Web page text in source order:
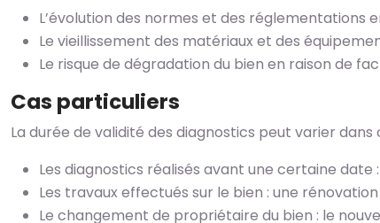
L’évolution des normes et des réglementations
Le vieillissement des matériaux et des
Le risque de dégradation du bien en raison de
Cas particuliers
La durée de validité des diagnostics peut varier
Les diagnostics réalisés avant une certaine date
Les travaux effectués sur le bien : une
Le changement de propriétaire du bien : le